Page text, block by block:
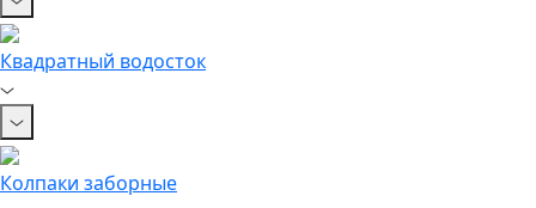
Квадратный водосток
Колпаки заборные